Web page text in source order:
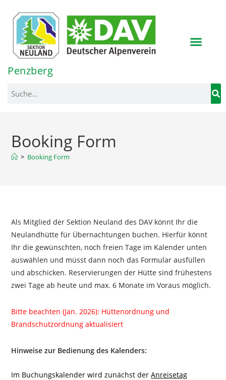
springen
Penzberg
Booking Form
> Booking Form
Als Mitglied der Sektion Neuland des DAV könnt Ihr die
Neulandhütte für Übernachtungen buchen. Hierfür könnt
Ihr die gewünschten, noch freien Tage im Kalender unten
auswählen und müsst dann noch das Formular ausfüllen
und abschicken. Reservierungen der Hütte sind frühestens
zwei Tage ab heute und max. 6 Monate im Voraus möglich.
Bitte beachten (Jan. 2026): Hüttenordnung und
Brandschutzordnung aktualisiert
Hinweise zur Bedienung des Kalenders:
Im Buchungskalender wird zunächst derAnreisetag